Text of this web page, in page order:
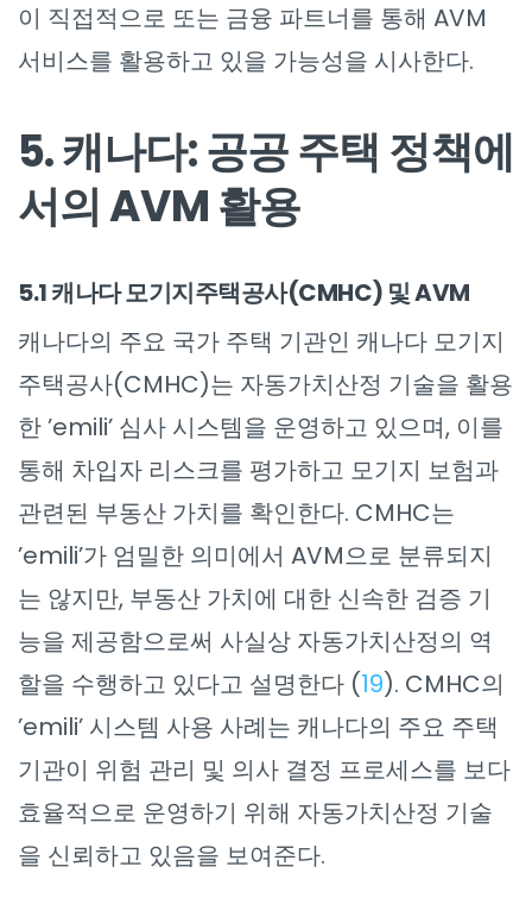
이 직접적으로 또는 금융 파트너를 통해 AVM
서비스를 활용하고 있을 가능성을 시사한다.
5. 캐나다: 공공 주택 정책에
서의 AVM 활용
5.1 캐나다 모기지주택공사(CMHC) 및 AVM
캐나다의 주요 국가 주택 기관인 캐나다 모기지
주택공사(CMHC)는 자동가치산정 기술을 활용
한 ’emili’ 심사 시스템을 운영하고 있으며, 이를
통해 차입자 리스크를 평가하고 모기지 보험과
관련된 부동산 가치를 확인한다. CMHC는
’emili’가 엄밀한 의미에서 AVM으로 분류되지
는 않지만, 부동산 가치에 대한 신속한 검증 기
능을 제공함으로써 사실상 자동가치산정의 역
할을 수행하고 있다고 설명한다 (19). CMHC의
’emili’ 시스템 사용 사례는 캐나다의 주요 주택
기관이 위험 관리 및 의사 결정 프로세스를 보다
효율적으로 운영하기 위해 자동가치산정 기술
을 신뢰하고 있음을 보여준다.